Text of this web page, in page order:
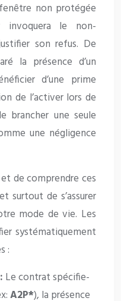
non protégée
invoquera le non-
son refus. De
la présence d’un
d’une prime
de l’activer lors de
brancher une seule
une négligence
de comprendre ces
surtout de s’assurer
mode de vie. Les
systématiquement
:
Le contrat spécifie-
A2P*), la présence